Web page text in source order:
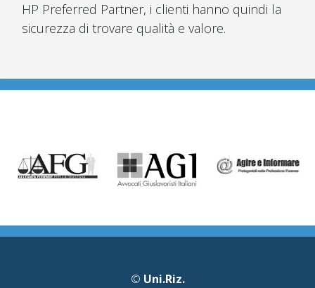
HP Preferred Partner, i clienti hanno quindi la
sicurezza di trovare qualità e valore.
© Uni.Riz.